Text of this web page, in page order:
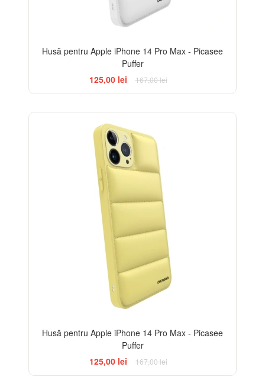
Husă pentru Apple iPhone 14 Pro Max - Picasee
Puffer
125,00 lei
167,00 lei
Husă pentru Apple iPhone 14 Pro Max - Picasee
Puffer
125,00 lei
167,00 lei